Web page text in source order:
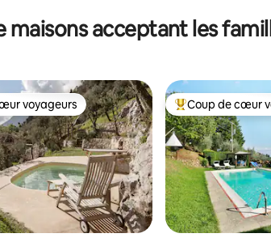
maisons acceptant les
voyageurs les plus appréciés
voyageurs Coups de cœur
Coup de cœur